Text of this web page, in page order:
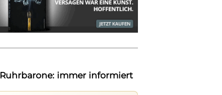
Ruhrbarone: immer informiert